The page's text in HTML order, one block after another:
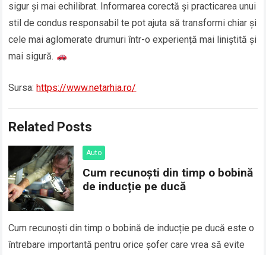
sigur și mai echilibrat. Informarea corectă și practicarea unui
stil de condus responsabil te pot ajuta să transformi chiar și
cele mai aglomerate drumuri într-o experiență mai liniștită și
mai sigură.
Sursa: https://www.netarhia.ro/
Related Posts
Auto
Cum recunoști din timp o bobină
de inducție pe ducă
Cum recunoști din timp o bobină de inducție pe ducă este o
întrebare importantă pentru orice șofer care vrea să evite